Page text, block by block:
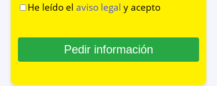
He leído el aviso legal y acepto
Pedir información